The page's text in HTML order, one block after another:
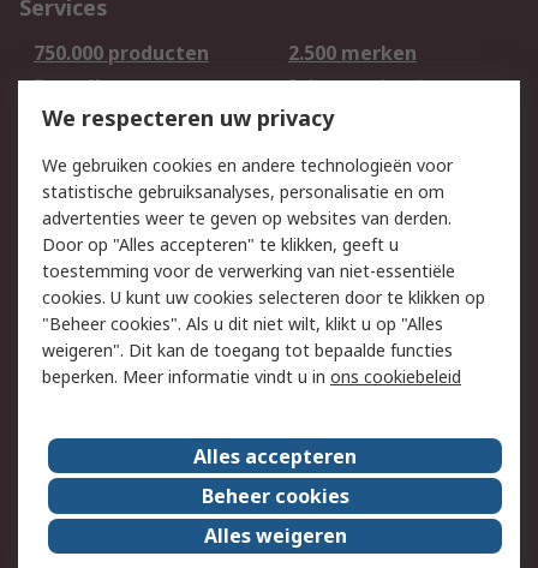
Services
750.000 producten
2.500 merken
Bestellen
Inkoopoplossingen
Retouren
Technisch advies
Track & Trace
Wettelijk
Cookiebeleid
Email veiligheid
Privacybeleid -
Bijgewerkt
Websitevoorwaarden
Algemene
verkoopvoorwaarden
Over RS
RS Group
Over ons
RS wereldwijd
Werken bij RS
ESG
We respecteren uw privacy
We gebruiken cookies en andere technologieën voor
statistische gebruiksanalyses, personalisatie en om
advertenties weer te geven op websites van derden.
Door op "Alles accepteren" te klikken, geeft u
toestemming voor de verwerking van niet-essentiële
cookies. U kunt uw cookies selecteren door te klikken op
"Beheer cookies". Als u dit niet wilt, klikt u op "Alles
weigeren". Dit kan de toegang tot bepaalde functies
beperken. Meer informatie vindt u in ons cookiebeleid
Alles accepteren
Beheer cookies
Alles weigeren